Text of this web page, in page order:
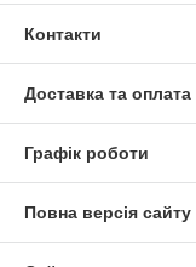
Контакти
Доставка та оплата
Графік роботи
Повна версія сайту